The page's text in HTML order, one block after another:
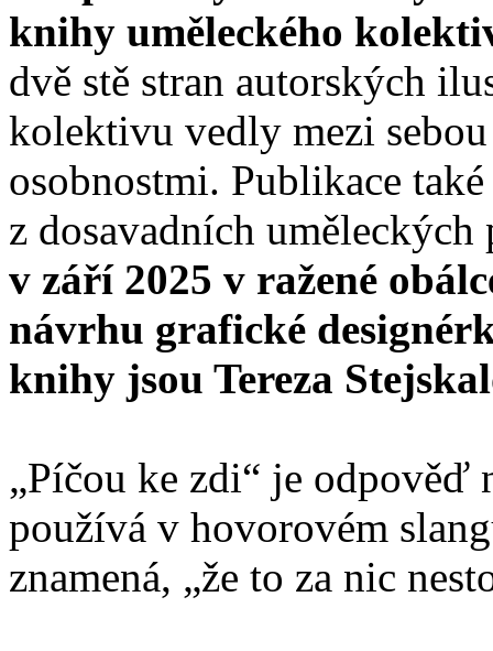
knihy uměleckého
dvě stě stran autorských
kolektivu vedly mezi
osobnostmi. Publikace
z dosavadních
v září 2025 v ražené
návrhu grafické
knihy jsou Tereza
„Píčou ke zdi“ je odpověď
používá v hovorovém
znamená, „že to za nic